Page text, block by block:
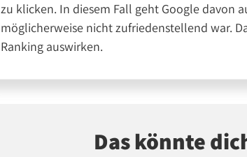
zu klicken. In diesem Fall geht Google davon
möglicherweise nicht zufriedenstellend war.
Ranking auswirken.
Das könnte